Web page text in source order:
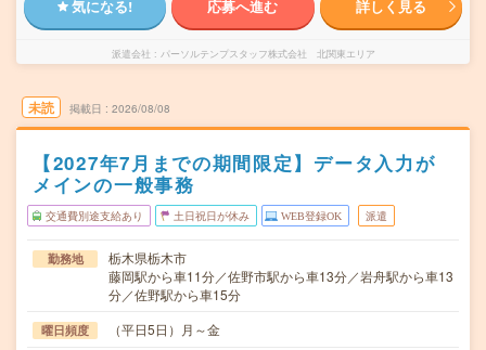
気になる! 応募へ進む 詳しく見る
派遣会社 パーソルテンプスタッフ株式会社 北関東エリア
未読 掲載日 2026/08/08
【2027年7月までの期間限定】データ入力が
メインの一般事務
交通費別途支給あり 土日祝日が休み WEB登録OK 派遣
勤務地
栃木県栃木市
藤岡駅から車11分／佐野市駅から車13分／岩舟駅から車13
分／佐野駅から車15分
曜日頻度 （平日5日）月～金